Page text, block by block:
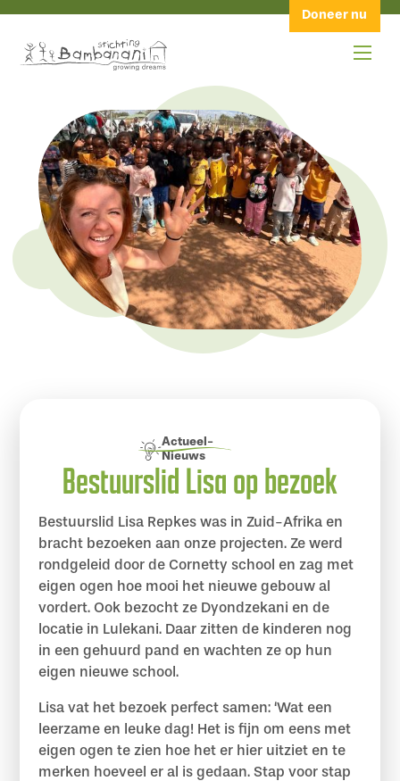
Doneer nu
Actueel-
Nieuws
Bestuurslid Lisa op bezoek
Bestuurslid Lisa Repkes was in Zuid-Afrika en
bracht bezoeken aan onze projecten. Ze werd
rondgeleid door de Cornetty school en zag met
eigen ogen hoe mooi het nieuwe gebouw al
vordert. Ook bezocht ze Dyondzekani en de
locatie in Lulekani. Daar zitten de kinderen nog
in een gehuurd pand en wachten ze op hun
eigen nieuwe school.
Lisa vat het bezoek perfect samen: ‘Wat een
leerzame en leuke dag! Het is fijn om eens met
eigen ogen te zien hoe het er hier uitziet en te
merken hoeveel er al is gedaan. Stap voor stap